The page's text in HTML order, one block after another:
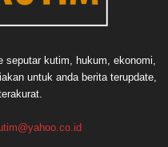
seputar kutim, hukum, ekonomi,
untuk anda berita terupdate,